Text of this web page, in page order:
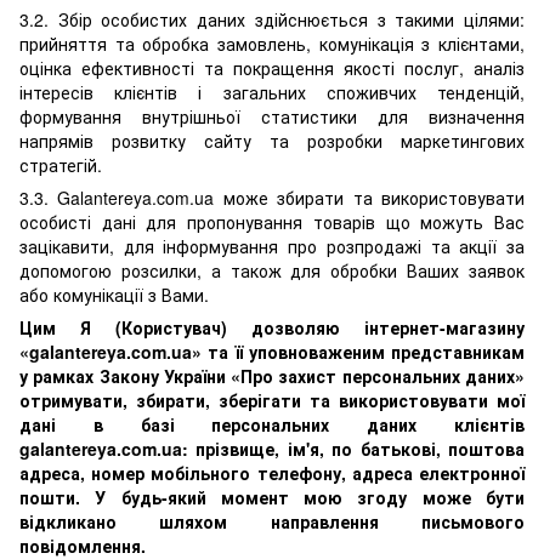
3.2. Збір особистих даних здійснюється з такими цілями:
прийняття та обробка замовлень, комунікація з клієнтами,
оцінка ефективності та покращення якості послуг, аналіз
інтересів клієнтів і загальних споживчих тенденцій,
формування внутрішньої статистики для визначення
напрямів розвитку сайту та розробки маркетингових
стратегій.
3.3. Galantereya.com.ua може збирати та використовувати
особисті дані для пропонування товарів що можуть Вас
зацікавити, для інформування про розпродажі та акції за
допомогою розсилки, а також для обробки Ваших заявок
або комунікації з Вами.
Цим Я (Користувач) дозволяю інтернет-магазину
«galantereya.com.ua» та її уповноваженим представникам
у рамках Закону України «Про захист персональних даних»
отримувати, збирати, зберігати та використовувати мої
дані в базі персональних даних клієнтів
galantereya.com.ua: прізвище, ім'я, по батькові, поштова
адреса, номер мобільного телефону, адреса електронної
пошти. У будь-який момент мою згоду може бути
відкликано шляхом направлення письмового
повідомлення.